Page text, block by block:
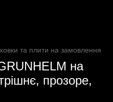
та плити на замовлення
на
прозоре,